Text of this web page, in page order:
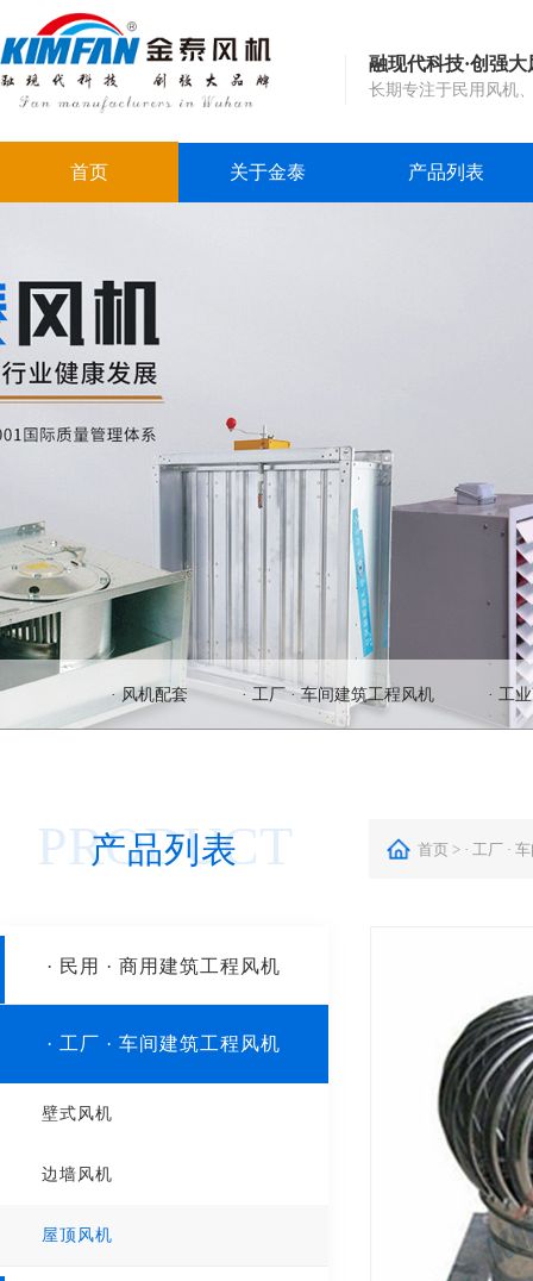
融现代科技·创强
长期专注于民用风机
首页 关于金泰 产品列表
· 风机配套 · 工厂 · 车间建筑工程风机 · 工
PRODUCT
产品列表 首页 > · 工厂 ·
· 民用 · 商用建筑工程风机
HTFC系列离心式消防排烟风机
· 工厂 · 车间建筑工程风机
壁式风机
边墙风机
屋顶风机